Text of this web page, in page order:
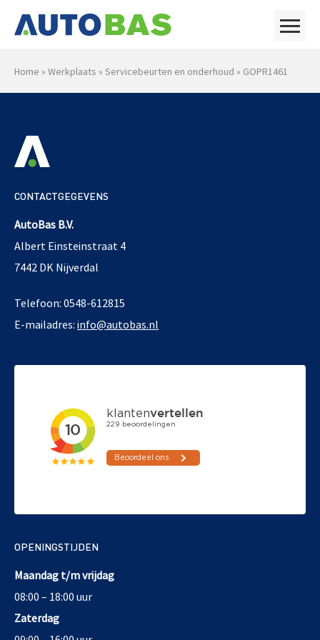
Home » Werkplaats » Servicebeurten en onderhoud » GOPR1461
CONTACTGEGEVENS
AutoBas B.V.
Albert Einsteinstraat 4
7442 DK Nijverdal
Telefoon: 0548-612815
E-mailadres: info@autobas.nl
OPENINGSTIJDEN
Maandag t/m vrijdag
08:00 – 18:00 uur
Zaterdag